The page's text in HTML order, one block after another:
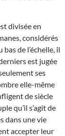
divisée en
considérés
de l’échelle, il
est jugée
ses
elle-même
de siècle
qu’il s’agit de
dans une vie
accepter leur